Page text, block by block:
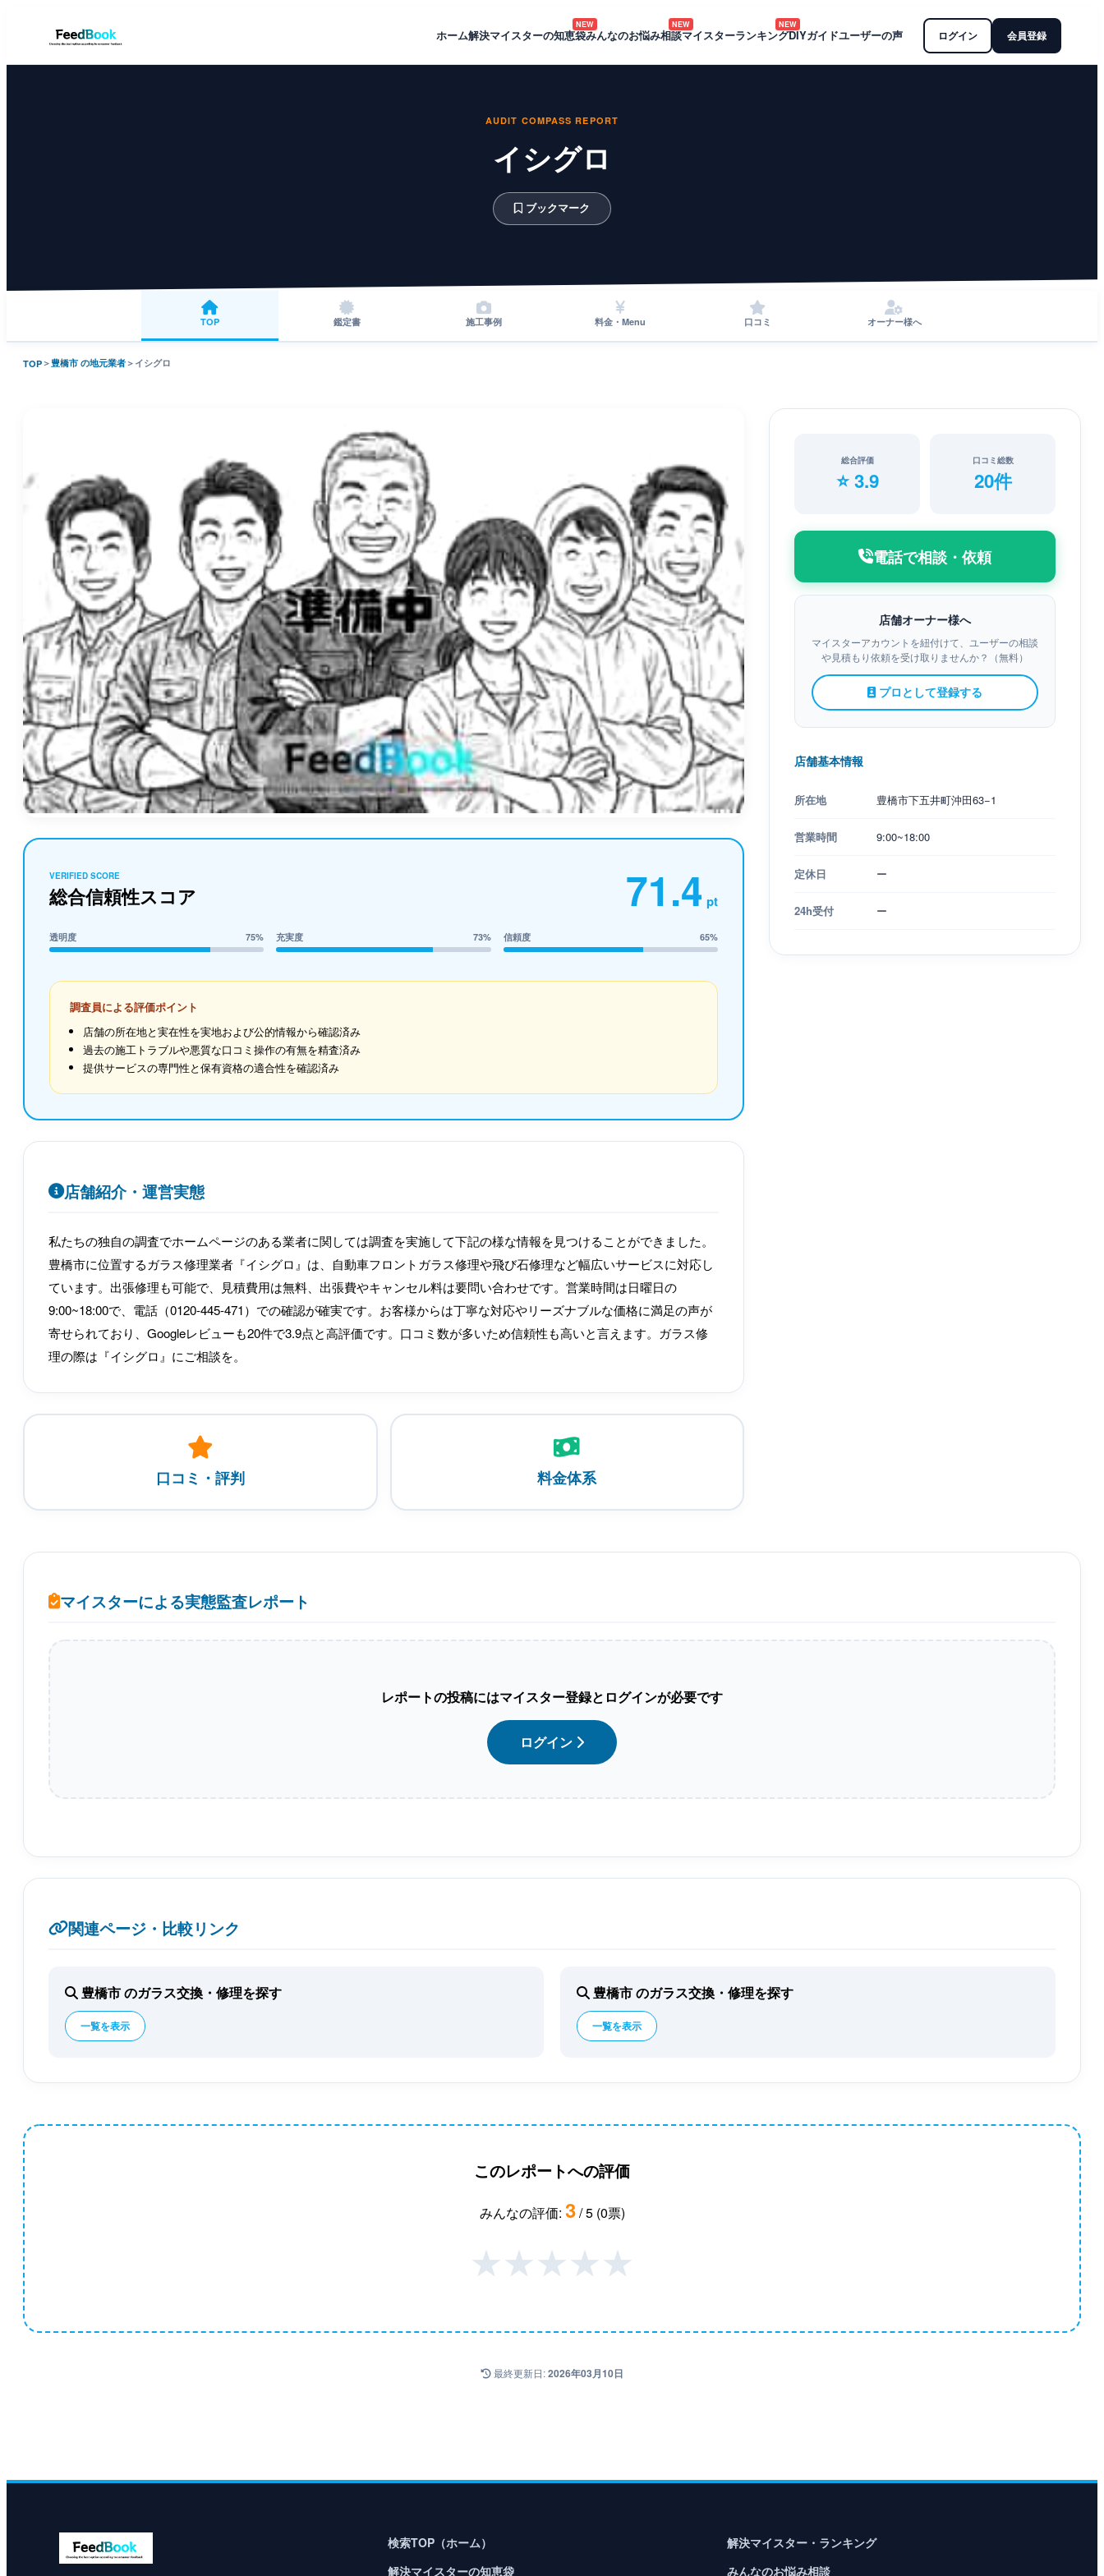
ホーム解決マイスターの知恵袋
NEW
みんなのお悩み相談
NEW
マイスターランキング
NEW
DIYガイドユーザーの声 ログイン 会員登録
AUDIT COMPASS REPORT
イシグロ
ブックマーク
TOP 鑑定書 施工事例 料金・Menu 口コミ オーナー様へ
TOP＞豊橋市 の地元業者＞ イシグロ
VERIFIED SCORE
総合信頼性スコア 71.4 pt
透明度 75% 充実度 73% 信頼度 65%
調査員による評価ポイント
店舗の所在地と実在性を実地および公的情報から確認済み
過去の施工トラブルや悪質な口コミ操作の有無を精査済み
提供サービスの専門性と保有資格の適合性を確認済み
店舗紹介・運営実態
私たちの独自の調査でホームページのある業者に関しては調査を実施して下記の様な情報を見つけることができました。
豊橋市に位置するガラス修理業者『イシグロ』は、自動車フロントガラス修理や飛び石修理など幅広いサービスに対応し
ています。出張修理も可能で、見積費用は無料、出張費やキャンセル料は要問い合わせです。営業時間は日曜日の
9:00~18:00で、電話（0120-445-471）での確認が確実です。お客様からは丁寧な対応やリーズナブルな価格に満足の声が
寄せられており、Googleレビューも20件で3.9点と高評価です。口コミ数が多いため信頼性も高いと言えます。ガラス修
理の際は『イシグロ』にご相談を。
口コミ・評判 料金体系
総合評価
⭐ 3.9
口コミ総数
20件
電話で相談・依頼
店舗オーナー様へ
マイスターアカウントを紐付けて、ユーザーの相談
や見積もり依頼を受け取りませんか？（無料）
プロとして登録する
店舗基本情報
所在地 豊橋市下五井町沖田63−1
営業時間 9:00~18:00
定休日 ー
24h受付 ー
マイスターによる実態監査レポート
レポートの投稿にはマイスター登録とログインが必要です
ログイン
関連ページ・比較リンク
豊橋市 のガラス交換・修理を探す
一覧を表示
豊橋市 のガラス交換・修理を探す
一覧を表示
このレポートへの評価
みんなの評価: 3/ 5 (0票)
★★★★★
最終更新日:2026年03月10日
検索TOP（ホーム）
解決マイスター・ランキング
解決マイスターの知恵袋
みんなのお悩み相談